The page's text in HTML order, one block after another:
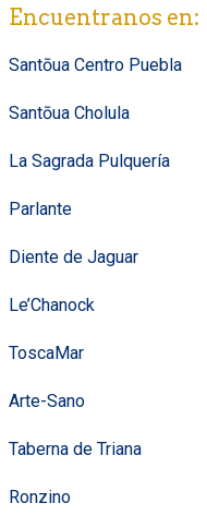
Encuentranos en:
Santōua Centro Puebla
Santōua Cholula
La Sagrada Pulquería
Parlante
Diente de Jaguar
Le’Chanock
ToscaMar
Arte-Sano
Taberna de Triana
Ronzino